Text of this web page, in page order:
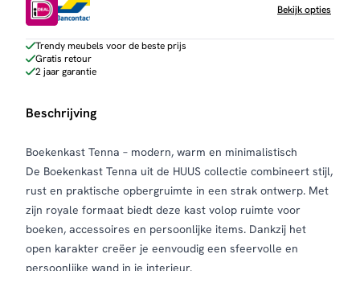
Bekijk opties
Trendy meubels voor de beste prijs
Gratis retour
2 jaar garantie
Beschrijving
Boekenkast Tenna – modern, warm en minimalistisch
De Boekenkast Tenna uit de HUUS collectie combineert stijl,
rust en praktische opbergruimte in een strak ontwerp. Met
zijn royale formaat biedt deze kast volop ruimte voor
boeken, accessoires en persoonlijke items. Dankzij het
open karakter creëer je eenvoudig een sfeervolle en
persoonlijke wand in je interieur.